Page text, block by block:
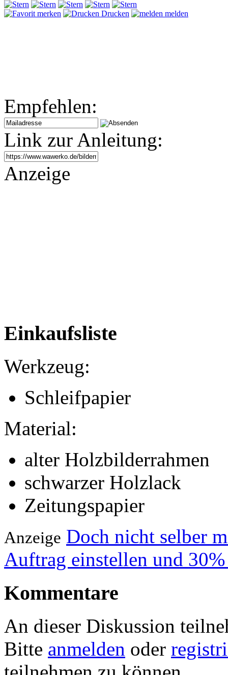
merken Drucken melden
Empfehlen:
Link zur Anleitung:
Anzeige
Einkaufsliste
Werkzeug:
Schleifpapier
Material:
alter Holzbilderrahmen
schwarzer Holzlack
Zeitungspapier
Anzeige Doch nicht selber
Auftrag einstellen und
Kommentare
An dieser Diskussion
Bitte anmelden oder